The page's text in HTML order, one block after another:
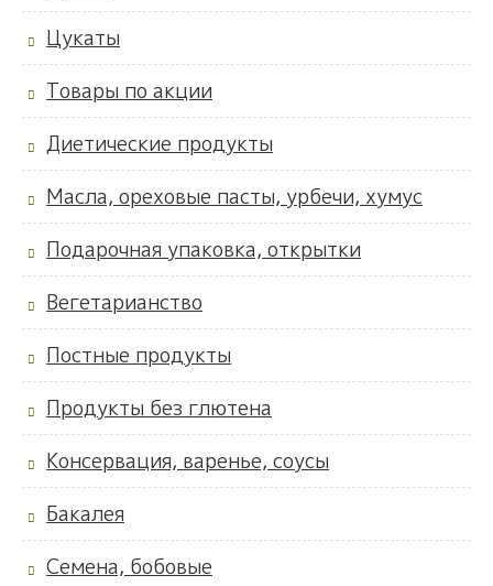
Цукаты
Товары по акции
Диетические продукты
Масла, ореховые пасты, урбечи, хумус
Подарочная упаковка, открытки
Вегетарианство
Постные продукты
Продукты без глютена
Консервация, варенье, соусы
Бакалея
Семена, бобовые